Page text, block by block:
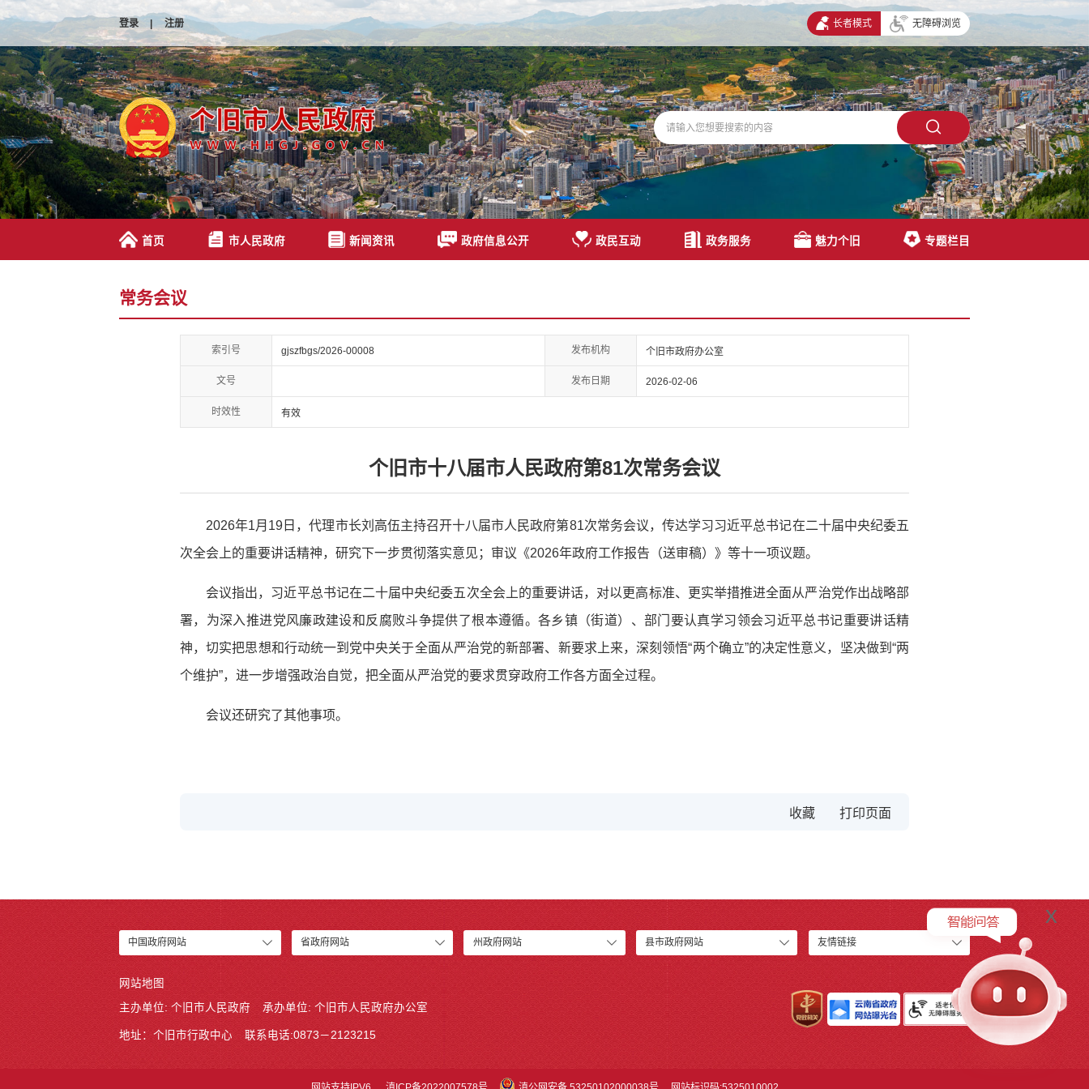
登录 | 注册 长者模式 无障碍浏览
首页 市人民政府 新闻资讯 政府信息公开 政民互动 政务服务 魅力个旧 专题栏目
常务会议
索引号 gjszfbgs/2026-00008 发布机构 个旧市政府办公室
文号 发布日期 2026-02-06
时效性 有效
个旧市十八届市人民政府第81次常务会议
2026年1月19日，代理市长刘高伍主持召开十八届市人民政府第81次常务会议，传达学习习近平总书记在二十届中央纪委五
次全会上的重要讲话精神，研究下一步贯彻落实意见；审议《2026年政府工作报告（送审稿）》等十一项议题。
会议指出，习近平总书记在二十届中央纪委五次全会上的重要讲话，对以更高标准、更实举措推进全面从严治党作出战略部
署，为深入推进党风廉政建设和反腐败斗争提供了根本遵循。各乡镇（街道）、部门要认真学习领会习近平总书记重要讲话精
神，切实把思想和行动统一到党中央关于全面从严治党的新部署、新要求上来，深刻领悟“两个确立”的决定性意义，坚决做到“两
个维护”，进一步增强政治自觉，把全面从严治党的要求贯穿政府工作各方面全过程。
会议还研究了其他事项。
收藏
中国政府网站 省政府网站 州政府网站 县市政府网站 友情链接
网站地图
主办单位: 个旧市人民政府 承办单位: 个旧市人民政府办公室
地址：个旧市行政中心 联系电话:0873－2123215
x